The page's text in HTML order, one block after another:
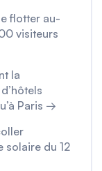
flotter au-
visiteurs
la
Paris →
solaire du 12